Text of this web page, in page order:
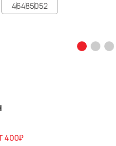
46485052
400₽